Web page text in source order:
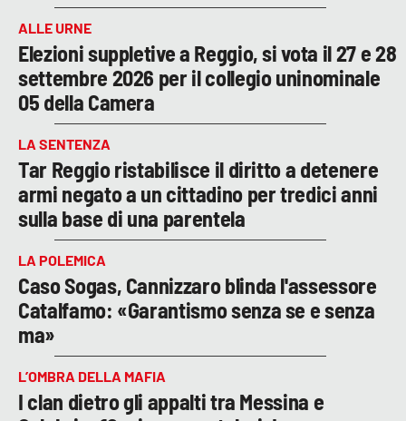
ALLE URNE
Elezioni suppletive a Reggio, si vota il 27 e 28
settembre 2026 per il collegio uninominale
05 della Camera
LA SENTENZA
Tar Reggio ristabilisce il diritto a detenere
armi negato a un cittadino per tredici anni
sulla base di una parentela
LA POLEMICA
Caso Sogas, Cannizzaro blinda l'assessore
Catalfamo: «Garantismo senza se e senza
ma»
L’OMBRA DELLA MAFIA
I clan dietro gli appalti tra Messina e